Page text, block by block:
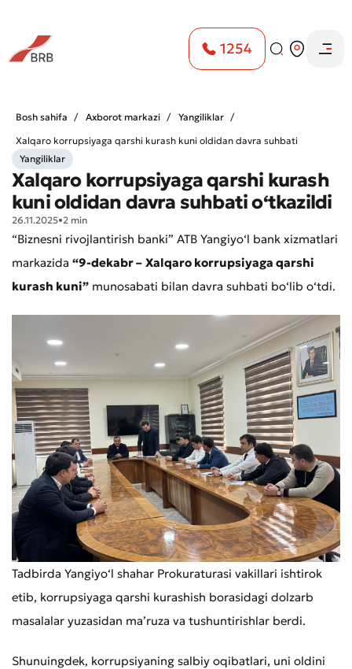
1254
Bosh sahifa Axborot markazi
Yangiliklar
Xalqaro korrupsiyaga qarshi kurash kuni oldidan davra suhbati
o‘tkazildi
Yangiliklar
Xalqaro korrupsiyaga qarshi kurash
kuni oldidan davra suhbati o‘tkazildi
26.11.2025•2 min
“Biznesni rivojlantirish banki” ATB Yangiyo‘l bank xizmatlari
markazida “9-dekabr – Xalqaro korrupsiyaga qarshi
kurash kuni” munosabati bilan davra suhbati bo‘lib o‘tdi.
Tadbirda Yangiyo‘l shahar Prokuraturasi vakillari ishtirok
etib, korrupsiyaga qarshi kurashish borasidagi dolzarb
masalalar yuzasidan ma’ruza va tushuntirishlar berdi.
Shunuingdek, korrupsiyaning salbiy oqibatlari, uni oldini